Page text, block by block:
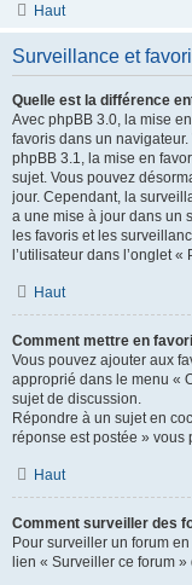
Haut
Surveillance et
Quelle est la différence
Avec phpBB 3.0, la mise
favoris dans un
phpBB 3.1, la mise en
sujet. Vous pouvez
jour. Cependant, la
a une mise à jour dans un
les favoris et les
l’utilisateur dans l’onglet
Haut
Comment mettre en
Vous pouvez ajouter aux
approprié dans le menu «
sujet de discussion.
Répondre à un sujet en
réponse est postée » vous
Haut
Comment surveiller des
Pour surveiller un forum
lien « Surveiller ce forum